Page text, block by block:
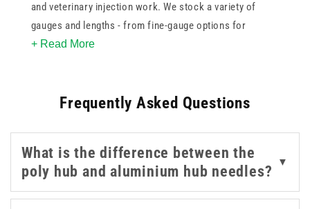
and veterinary injection work. We stock a variety of
gauges and lengths - from fine-gauge options for
smaller animals to wider-bore needles suited to larger
are essential for maintaining professional welfare
+ Read More
Frequently Asked Questions
What is the difference between the
poly hub and aluminium hub needles?
▼